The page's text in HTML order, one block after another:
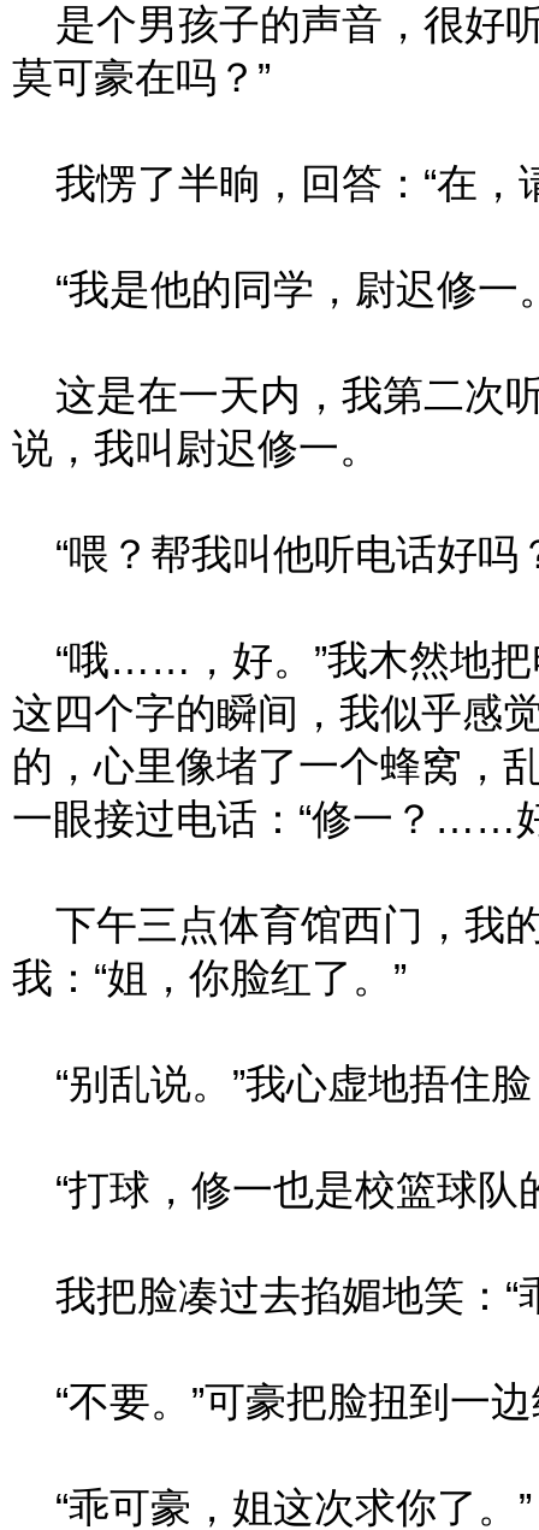
是个男孩子的声音，很好
莫可豪在吗？”
我愣了半晌，回答：“在
“我是他的同学，尉迟修一
这是在一天内，我第二次
说，我叫尉迟修一。
“喂？帮我叫他听电话好吗
“哦……，好。”我木然地把
这四个字的瞬间，我似乎感
的，心里像堵了一个蜂窝，
一眼接过电话：“修一？……
下午三点体育馆西门，我
我：“姐，你脸红了。”
“别乱说。”我心虚地捂住
“打球，修一也是校篮球队
我把脸凑过去掐媚地笑：“
“不要。”可豪把脸扭到一
“乖可豪，姐这次求你了。”